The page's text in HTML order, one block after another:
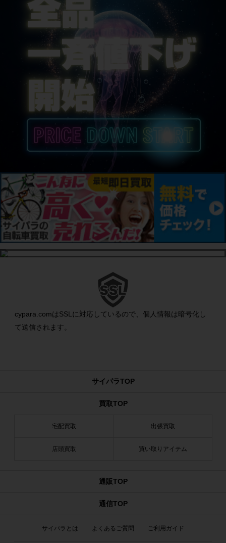
cypara.comはSSLに対応しているので、個人情報は暗号化し
て送信されます。
サイパラTOP
買取TOP
宅配買取 出張買取
店頭買取 買い取りアイテム
通販TOP
通信TOP
サイパラとは よくあるご質問 ご利用ガイド